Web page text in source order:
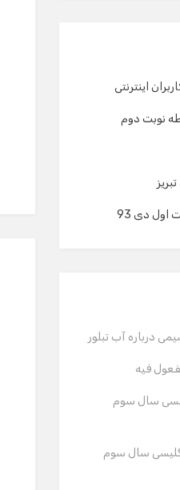
اینترنتی
نوبت دوم
درباره آب تبلور
فیه
سال سوم
سال سوم